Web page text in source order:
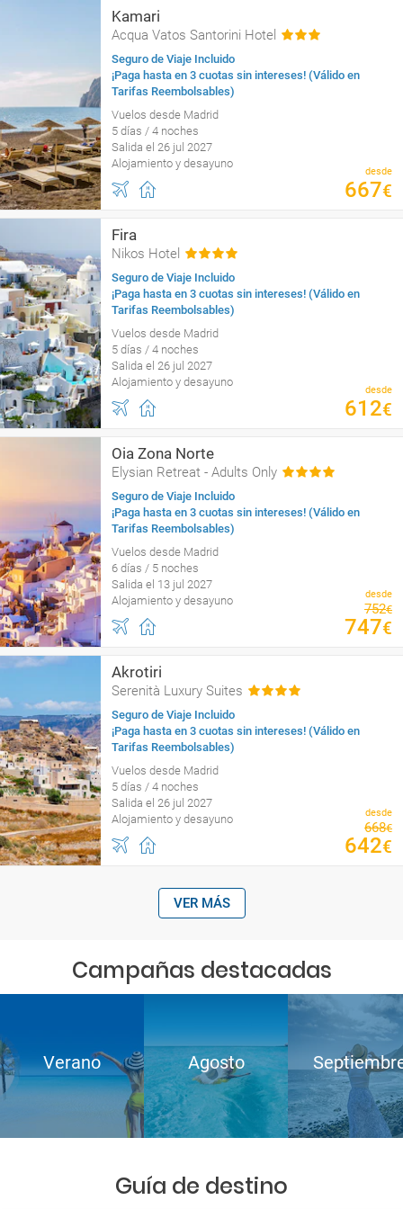
Kamari
Acqua Vatos Santorini Hotel
Seguro de Viaje Incluido
¡Paga hasta en 3 cuotas sin intereses! (Válido en
Tarifas Reembolsables)
Vuelos desde Madrid
5 días / 4 noches
Salida el 26 jul 2027
Alojamiento y desayuno
desde
667€
Fira
Nikos Hotel
Seguro de Viaje Incluido
¡Paga hasta en 3 cuotas sin intereses! (Válido en
Tarifas Reembolsables)
Vuelos desde Madrid
5 días / 4 noches
Salida el 26 jul 2027
Alojamiento y desayuno
desde
612€
Oia Zona Norte
Elysian Retreat - Adults Only
Seguro de Viaje Incluido
¡Paga hasta en 3 cuotas sin intereses! (Válido en
Tarifas Reembolsables)
Vuelos desde Madrid
6 días / 5 noches
Salida el 13 jul 2027
Alojamiento y desayuno
desde
752€
747€
Akrotiri
Serenità Luxury Suites
Seguro de Viaje Incluido
¡Paga hasta en 3 cuotas sin intereses! (Válido en
Tarifas Reembolsables)
Vuelos desde Madrid
5 días / 4 noches
Salida el 26 jul 2027
Alojamiento y desayuno
desde
668€
642€
VER MÁS
Campañas destacadas
Verano Agosto
Guía de destino